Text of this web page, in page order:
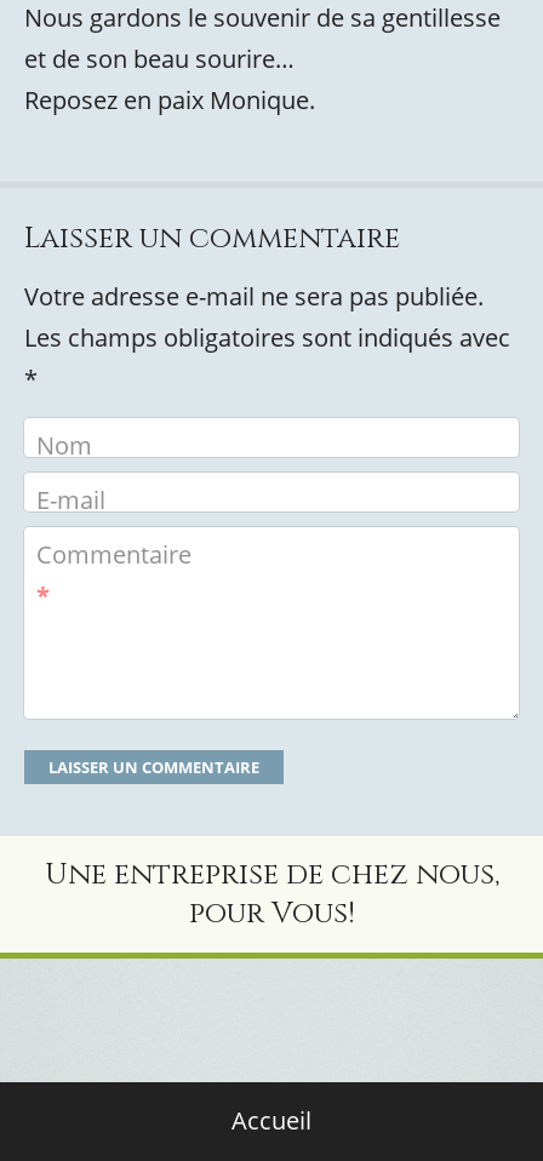
Nous gardons le souvenir de sa gentillesse
et de son beau sourire…
Reposez en paix Monique.
Laisser un commentaire
Votre adresse e-mail ne sera pas publiée.
Les champs obligatoires sont indiqués avec
*
Nom
E-mail
Commentaire
*
Une entreprise de chez nous,
pour Vous!
Accueil